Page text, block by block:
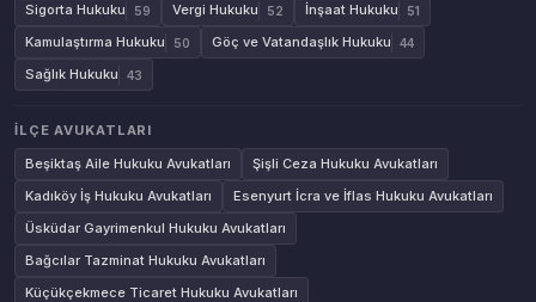
Sigorta Hukuku 59 Vergi Hukuku 52 İnşaat Hukuku 51
Kamulaştırma Hukuku 50 Göç ve Vatandaşlık Hukuku 44
Sağlık Hukuku 43
İLÇE AVUKATLARI
Beşiktaş Aile Hukuku Avukatları
Şişli Ceza Hukuku Avukatları
Kadıköy İş Hukuku Avukatları
Esenyurt İcra ve İflas Hukuku Avukatları
Üsküdar Gayrimenkul Hukuku Avukatları
Bağcılar Tazminat Hukuku Avukatları
Küçükçekmece Ticaret Hukuku Avukatları